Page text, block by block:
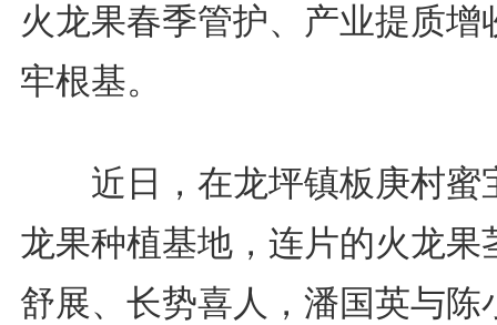
火龙果春季管护、产业提质增
牢根基。
近日，在龙坪镇板庚村蜜
龙果种植基地，连片的火龙果
舒展、长势喜人，潘国英与陈